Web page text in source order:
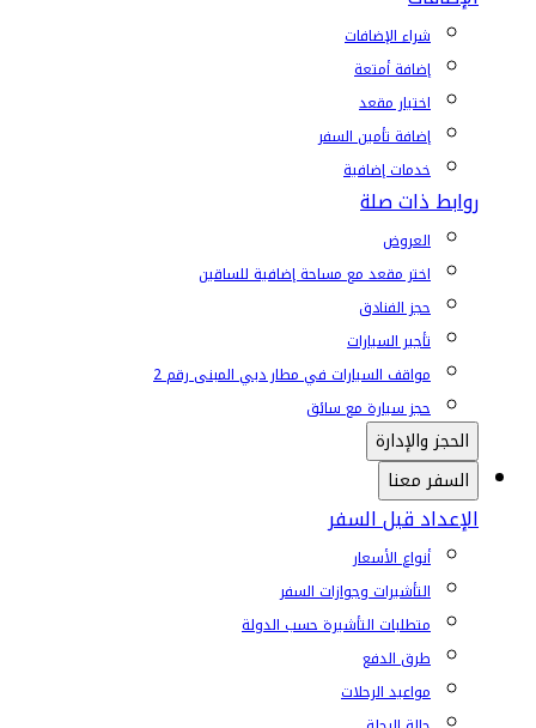
شراء الإضافات
إضافة أمتعة
اختيار مقعد
إضافة تأمين السفر
خدمات إضافية
روابط ذات صلة
العروض
اختر مقعد مع مساحة إضافية للساقين
حجز الفنادق
تأجير السيارات
مواقف السيارات في مطار دبي المبنى رقم 2
حجز سيارة مع سائق
الحجز والإدارة
السفر معنا
الإعداد قبل السفر
أنواع الأسعار
التأشيرات وجوازات السفر
متطلبات التأشيرة حسب الدولة
طرق الدفع
مواعيد الرحلات